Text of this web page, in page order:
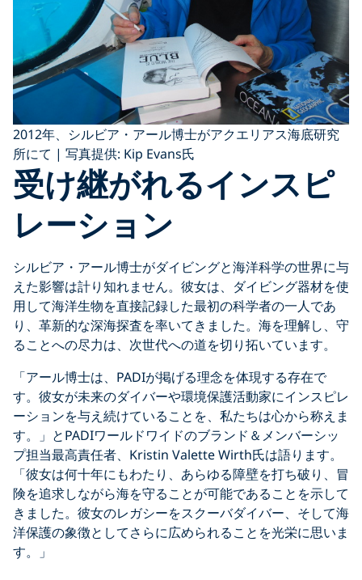
2012年、シルビア・アール博士がアクエリアス海底研究
所にて | 写真提供: Kip Evans氏
受け継がれるインスピ
レーション
シルビア・アール博士がダイビングと海洋科学の世界に与
えた影響は計り知れません。彼女は、ダイビング器材を使
用して海洋生物を直接記録した最初の科学者の一人であ
り、革新的な深海探査を率いてきました。海を理解し、守
ることへの尽力は、次世代への道を切り拓いています。
「アール博士は、PADIが掲げる理念を体現する存在で
す。彼女が未来のダイバーや環境保護活動家にインスピレ
ーションを与え続けていることを、私たちは心から称えま
す。」とPADIワールドワイドのブランド＆メンバーシッ
プ担当最高責任者、Kristin Valette Wirth氏は語ります。
「彼女は何十年にもわたり、あらゆる障壁を打ち破り、冒
険を追求しながら海を守ることが可能であることを示して
きました。彼女のレガシーをスクーバダイバー、そして海
洋保護の象徴としてさらに広められることを光栄に思いま
す。」